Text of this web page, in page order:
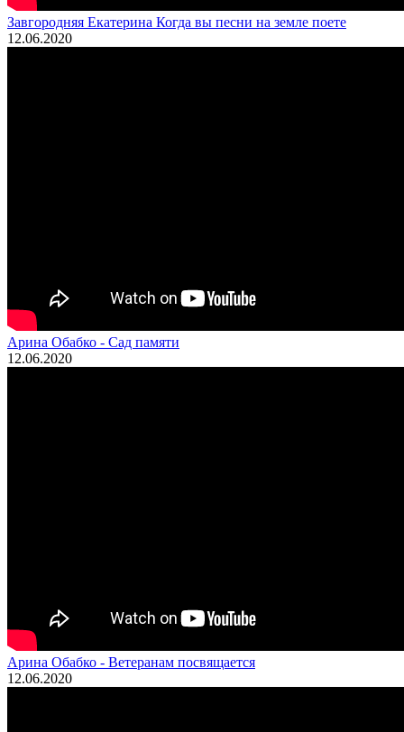
Завгородняя Екатерина Когда вы песни на земле поете
12.06.2020
Арина Обабко - Сад памяти
12.06.2020
Арина Обабко - Ветеранам посвящается
12.06.2020